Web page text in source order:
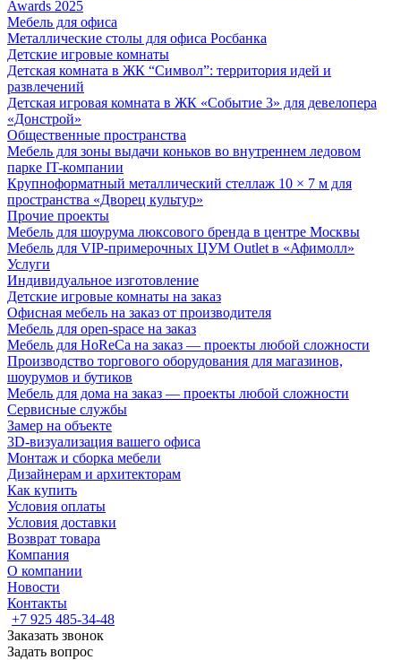
Awards 2025
Мебель для офиса
Металлические столы для офиса Росбанка
Детские игровые комнаты
Детская комната в ЖК “Символ”: территория идей и
развлечений
Детская игровая комната в ЖК «Событие 3» для девелопера
«Донстрой»
Общественные пространства
Мебель для зоны выдачи коньков во внутреннем ледовом
парке IT-компании
Крупноформатный металлический стеллаж 10 × 7 м для
пространства «Дворец культур»
Прочие проекты
Мебель для шоурума люксового бренда в центре Москвы
Мебель для VIP-примерочных ЦУМ Outlet в «Афимолл»
Услуги
Индивидуальное изготовление
Детские игровые комнаты на заказ
Офисная мебель на заказ от производителя
Мебель для open-space на заказ
Мебель для HoReCa на заказ — проекты любой сложности
Производство торгового оборудования для магазинов,
шоурумов и бутиков
Мебель для дома на заказ — проекты любой сложности
Сервисные службы
Замер на объекте
3D-визуализация вашего офиса
Монтаж и сборка мебели
Дизайнерам и архитекторам
Как купить
Условия оплаты
Условия доставки
Возврат товара
Компания
О компании
Новости
Контакты
+7 925 485-34-48
Заказать звонок
Задать вопрос